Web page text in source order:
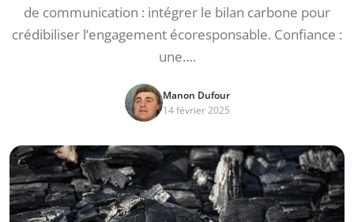
de communication : intégrer le bilan carbone pour
crédibiliser l’engagement écoresponsable. Confiance :
une….
Manon Dufour
14 février 2025